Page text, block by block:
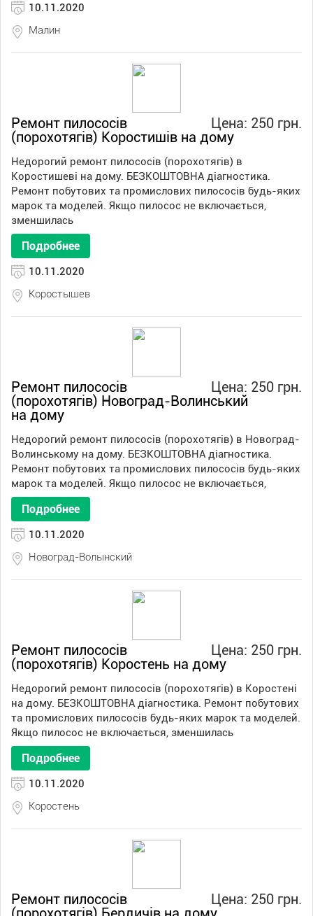
10.11.2020
Малин
Цена: 250 грн.
Ремонт пилососів
(порохотягів) Коростишів на дому
Недорогий ремонт пилососів (порохотягів) в
Коростишеві на дому. БЕЗКОШТОВНА діагностика.
Ремонт побутових та промислових пилососів будь-яких
марок та моделей. Якщо пилосос не включається,
зменшилась
Подробнее
10.11.2020
Коростышев
Цена: 250 грн.
Ремонт пилососів
(порохотягів) Новоград-Волинський
на дому
Недорогий ремонт пилососів (порохотягів) в Новоград-
Волинському на дому. БЕЗКОШТОВНА діагностика.
Ремонт побутових та промислових пилососів будь-яких
марок та моделей. Якщо пилосос не включається,
Подробнее
10.11.2020
Новоград-Волынский
Цена: 250 грн.
Ремонт пилососів
(порохотягів) Коростень на дому
Недорогий ремонт пилососів (порохотягів) в Коростені
на дому. БЕЗКОШТОВНА діагностика. Ремонт побутових
та промислових пилососів будь-яких марок та моделей.
Якщо пилосос не включається, зменшилась
Подробнее
10.11.2020
Коростень
Цена: 250 грн.
Ремонт пилососів